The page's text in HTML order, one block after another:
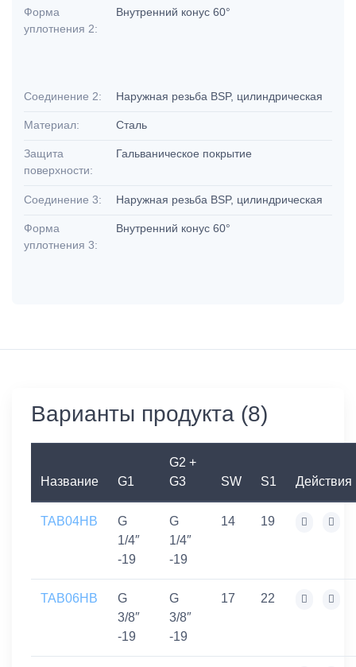
Форма
уплотнения 2:
Внутренний конус 60°
Соединение 2: Наружная резьба BSP, цилиндрическая
Материал: Сталь
Защита
поверхности:
Гальваническое покрытие
Соединение 3: Наружная резьба BSP, цилиндрическая
Форма
уплотнения 3:
Внутренний конус 60°
Варианты продукта (8)
Название G1
G2 +
G3
SW S1 Действия
TAB04HB
G
1/4″
-19
G
1/4″
-19
14 19
TAB06HB
G
3/8″
-19
G
3/8″
-19
17 22